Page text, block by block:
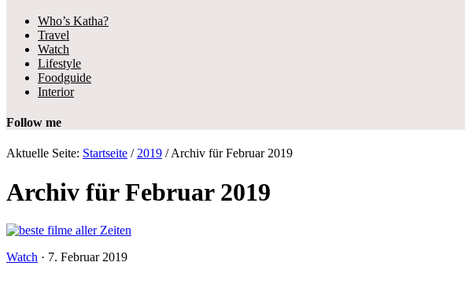
Who’s Katha?
Travel
Watch
Lifestyle
Foodguide
Interior
Follow me
Aktuelle Seite: Startseite / 2019 /Archiv für Februar 2019
Archiv für Februar 2019
Watch · 7. Februar 2019